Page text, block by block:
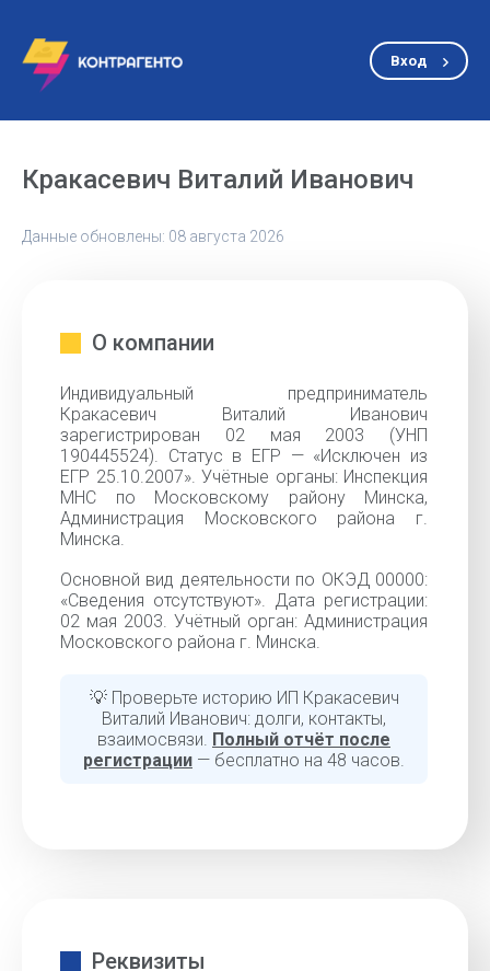
Вход
Кракасевич Виталий Иванович
Данные обновлены: 08 августа 2026
О компании
Индивидуальный предприниматель
Кракасевич Виталий Иванович
зарегистрирован 02 мая 2003 (УНП
190445524). Статус в ЕГР — «Исключен из
ЕГР 25.10.2007». Учётные органы: Инспекция
МНС по Московскому району Минска,
Администрация Московского района г.
Минска.
Основной вид деятельности по ОКЭД 00000:
«Cведения отсутствуют». Дата регистрации:
02 мая 2003. Учётный орган: Администрация
Московского района г. Минска.
💡 Проверьте историю ИП Кракасевич
Виталий Иванович: долги, контакты,
взаимосвязи. Полный отчёт после
регистрации — бесплатно на 48 часов.
Реквизиты